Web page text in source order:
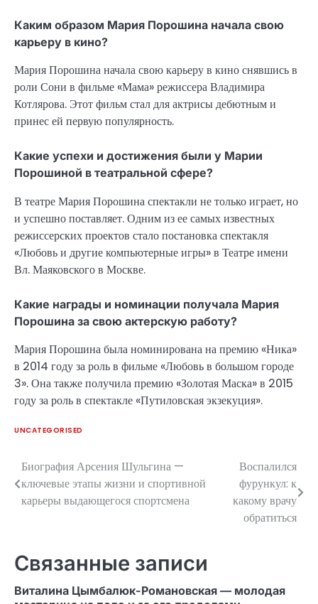
Каким образом Мария Порошина начала свою
карьеру в кино?
Мария Порошина начала свою карьеру в кино снявшись в
роли Сони в фильме «Мама» режиссера Владимира
Котлярова. Этот фильм стал для актрисы дебютным и
принес ей первую популярность.
Какие успехи и достижения были у Марии
Порошиной в театральной сфере?
В театре Мария Порошина спектакли не только играет, но
и успешно поставляет. Одним из ее самых известных
режиссерских проектов стало постановка спектакля
«Любовь и другие компьютерные игры» в Театре имени
Вл. Маяковского в Москве.
Какие награды и номинации получала Мария
Порошина за свою актерскую работу?
Мария Порошина была номинирована на премию «Ника»
в 2014 году за роль в фильме «Любовь в большом городе
3». Она также получила премию «Золотая Маска» в 2015
году за роль в спектакле «Путиловская экзекуция».
UNCATEGORISED
Навигация
по
Биография Арсения Шульгина —
ключевые этапы жизни и спортивной
карьеры выдающегося спортсмена
Воспалился
фурункул: к
какому врачу
обратиться
Связанные записи
Виталина Цымбалюк-Романовская — молодая